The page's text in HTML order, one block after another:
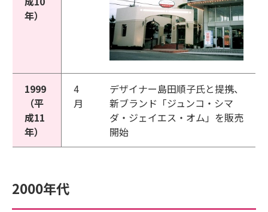
年）
1999
（平
成11
年）
4
月
デザイナー島田順子氏と提携、
新ブランド「ジュンコ・シマ
ダ・ジェイエス・オム」を販売
開始
2000年代